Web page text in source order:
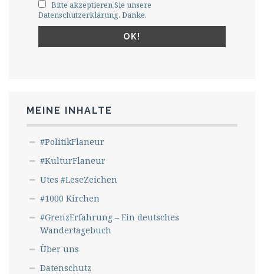
Bitte akzeptieren Sie unsere
Datenschutzerklärung. Danke.
MEINE INHALTE
#PolitikFlaneur
#KulturFlaneur
Utes #LeseZeichen
#1000 Kirchen
#GrenzErfahrung – Ein deutsches
Wandertagebuch
Über uns
Datenschutz